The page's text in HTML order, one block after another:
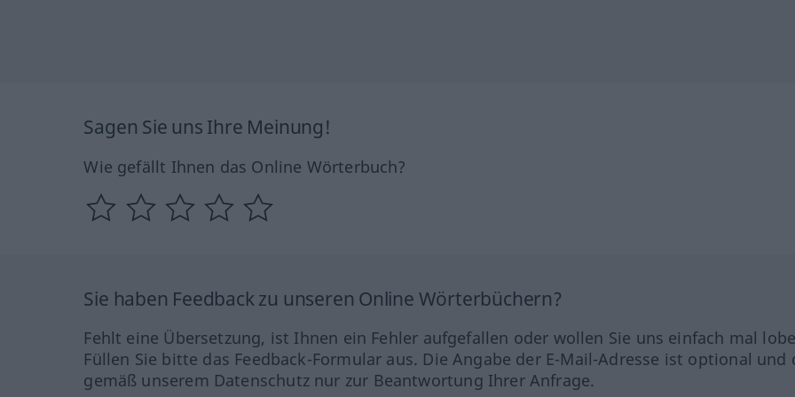
Sagen Sie uns Ihre Meinung!
Wie gefällt Ihnen das Online Wörterbuch?
Sie haben Feedback zu unseren Online Wörterbüchern?
Fehlt eine Übersetzung, ist Ihnen ein Fehler aufgefallen oder wollen Sie uns einfach mal
Füllen Sie bitte das Feedback-Formular aus. Die Angabe der E-Mail-Adresse ist optional und
gemäß unserem Datenschutz nur zur Beantwortung Ihrer Anfrage.